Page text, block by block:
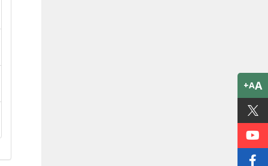
+AA